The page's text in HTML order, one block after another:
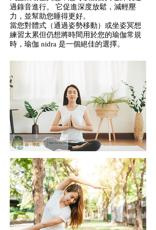
過錄音進行。 它促進深度放鬆，減輕壓
力，並幫助您睡得更好。
當您對體式（通過姿勢移動）或坐姿冥想
練習太累但仍想將時間用於您的瑜伽常規
時，瑜伽 nidra 是一個絕佳的選擇。